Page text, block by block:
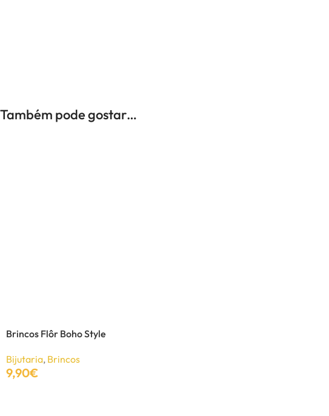
-33%
Também pode gostar…
Brincos Flôr Boho Style
Bijutaria, Brincos
9,90€